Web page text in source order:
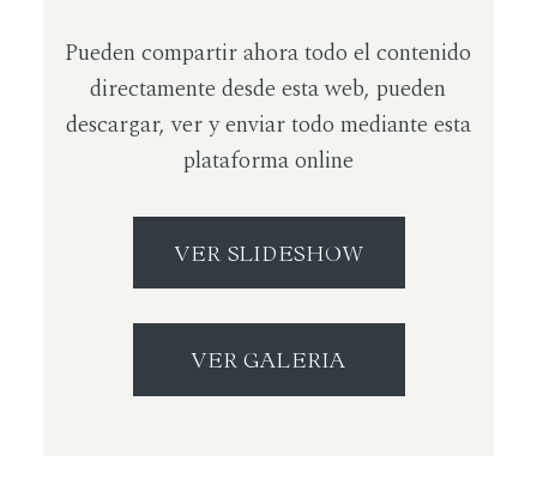
Pueden compartir ahora todo el contenido
directamente desde esta web, pueden
descargar, ver y enviar todo mediante esta
plataforma online
VER SLIDESHOW
VER GALERIA